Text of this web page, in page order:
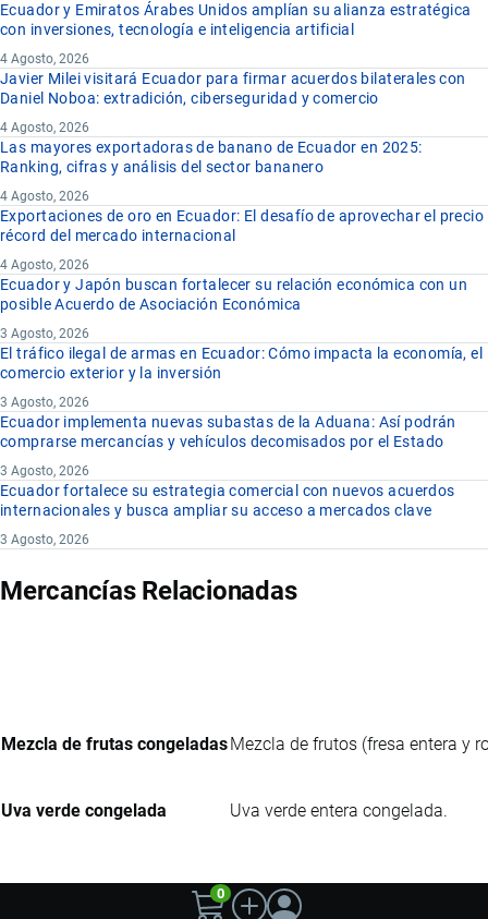
Ecuador y Emiratos Árabes Unidos amplían su alianza estratégica
con inversiones, tecnología e inteligencia artificial
4 Agosto, 2026
Javier Milei visitará Ecuador para firmar acuerdos bilaterales con
Daniel Noboa: extradición, ciberseguridad y comercio
4 Agosto, 2026
Las mayores exportadoras de banano de Ecuador en 2025:
Ranking, cifras y análisis del sector bananero
4 Agosto, 2026
Exportaciones de oro en Ecuador: El desafío de aprovechar el precio
récord del mercado internacional
4 Agosto, 2026
Ecuador y Japón buscan fortalecer su relación económica con un
posible Acuerdo de Asociación Económica
3 Agosto, 2026
El tráfico ilegal de armas en Ecuador: Cómo impacta la economía, el
comercio exterior y la inversión
3 Agosto, 2026
Ecuador implementa nuevas subastas de la Aduana: Así podrán
comprarse mercancías y vehículos decomisados por el Estado
3 Agosto, 2026
Ecuador fortalece su estrategia comercial con nuevos acuerdos
internacionales y busca ampliar su acceso a mercados clave
3 Agosto, 2026
Mercancías Relacionadas
Mezcla de frutas congeladas Mezcla de frutos (fresa entera y
Uva verde congelada Uva verde entera congelada.
0